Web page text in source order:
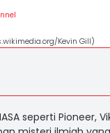
Kevin Gill)
seperti Pioneer,